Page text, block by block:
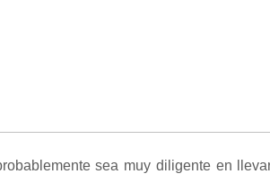
sea muy diligente en